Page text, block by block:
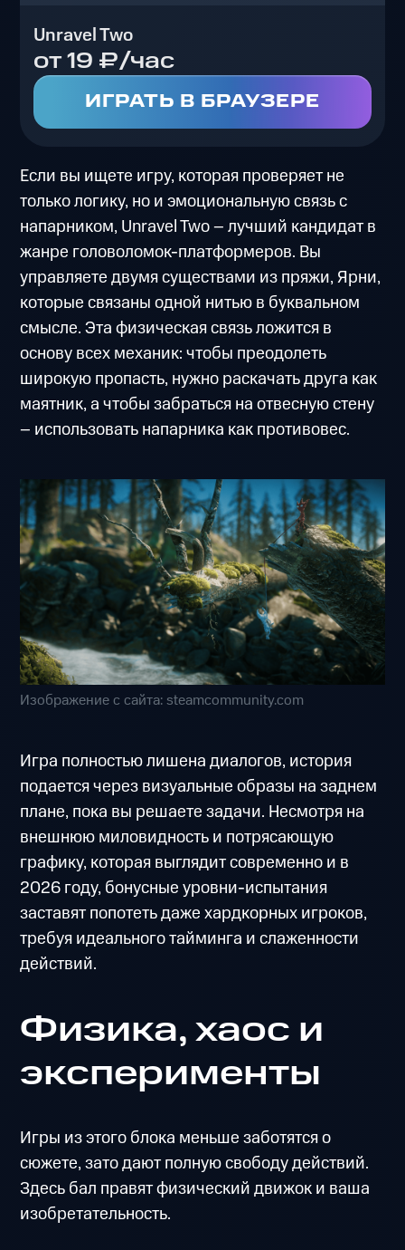
Unravel Two
от 19 ₽/час
ИГРАТЬ В БРАУЗЕРЕ
Если вы ищете игру, которая проверяет не
только логику, но и эмоциональную связь с
напарником, Unravel Two – лучший кандидат в
жанре головоломок-платформеров. Вы
управляете двумя существами из пряжи, Ярни,
которые связаны одной нитью в буквальном
смысле. Эта физическая связь ложится в
основу всех механик: чтобы преодолеть
широкую пропасть, нужно раскачать друга как
маятник, а чтобы забраться на отвесную стену
– использовать напарника как противовес.
Изображение с сайта: steamcommunity.com
Игра полностью лишена диалогов, история
подается через визуальные образы на заднем
плане, пока вы решаете задачи. Несмотря на
внешнюю миловидность и потрясающую
графику, которая выглядит современно и в
2026 году, бонусные уровни-испытания
заставят попотеть даже хардкорных игроков,
требуя идеального тайминга и слаженности
действий.
Физика, хаос и
эксперименты
Игры из этого блока меньше заботятся о
сюжете, зато дают полную свободу действий.
Здесь бал правят физический движок и ваша
изобретательность.